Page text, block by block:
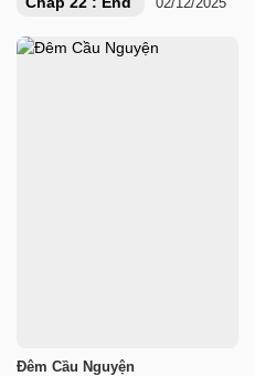
Đêm Cầu Nguyện